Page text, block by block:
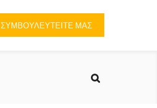
ΣΥΜΒΟΥΛΕΥΤΕΙΤΕ ΜΑΣ